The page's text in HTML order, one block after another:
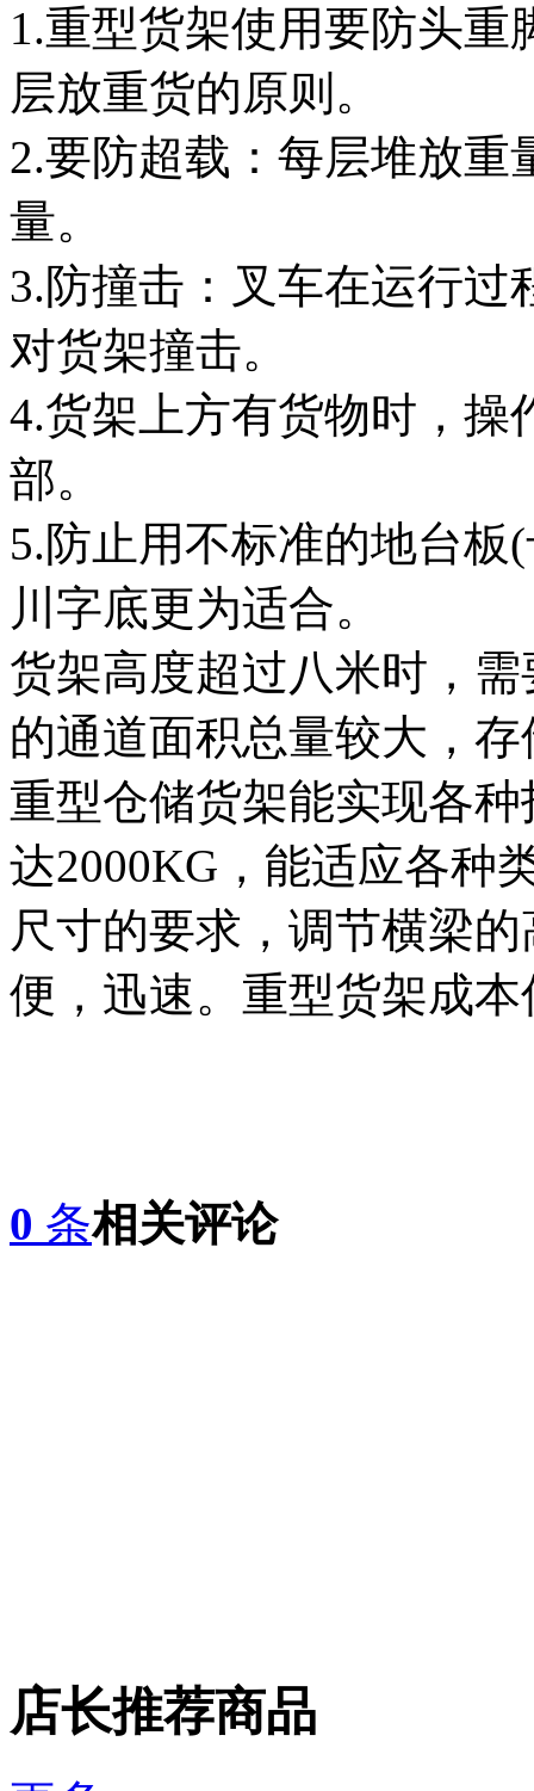
1.重型货架使用要防头
层放重货的原则。
2.要防超载：每层堆放重
量。
3.防撞击：叉车在运行
对货架撞击。
4.货架上方有货物时，操
部。
5.防止用不标准的地台
川字底更为适合。
货架高度超过八米时，
的通道面积总量较大，
重型仓储货架能实现各
达2000KG，能适应各种
尺寸的要求，调节横梁
便，迅速。重型货架成
0 条相关评论
店长推荐商品